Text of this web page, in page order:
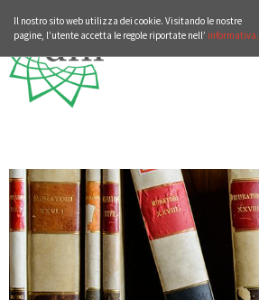
Il nostro sito web utilizza dei cookie. Visitando le nostre
pagine, l’utente accetta le regole riportate nell’ informativa.